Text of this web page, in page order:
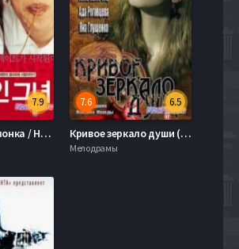
7.9
Дрянная девчонка / Несносная девчонка (2001)
6.5
7.6
Кривое зеркало души (2013)
Мелодрамы